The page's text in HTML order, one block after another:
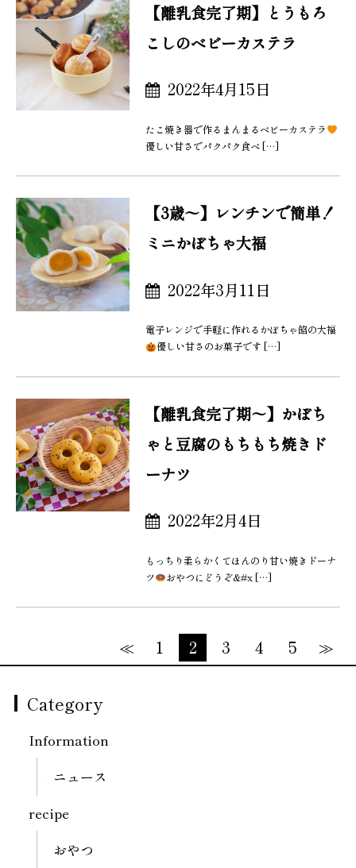
【離乳食完了期】とうもろ
こしのベビーカステラ
2022年4月15日
たこ焼き器で作るまんまるベビーカステラ
優しい甘さでパクパク食べ […]
【3歳〜】レンチンで簡単！
ミニかぼちゃ大福
2022年3月11日
電子レンジで手軽に作れるかぼちゃ餡の大福
優しい甘さのお菓子です […]
【離乳食完了期〜】かぼち
ゃと豆腐のもちもち焼きド
ーナツ
2022年2月4日
もっちり柔らかくてほんのり甘い焼きドーナ
ツ
おやつにどうぞ&#x […]
≪ 1 2 3 4 5 ≫
Category
Information
ニュース
recipe
おやつ